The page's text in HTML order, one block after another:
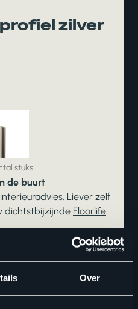
Over
zilver
stuks
de buurt
interieuradvies. Liever zelf
dichtstbijzijnde Floorlife